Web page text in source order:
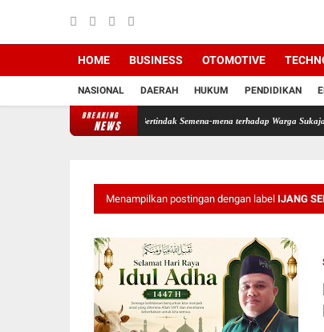
HOME BUSINESS OTOMOTIVE
NASIONAL DAERAH HUKUM PENDIDIKAN
BREAKING
NEWS
PT PMC Dituding Bertindak Semena-mena terhadap Warga Sukajaya Bogor
Menampilkan postingan dengan label IJANG